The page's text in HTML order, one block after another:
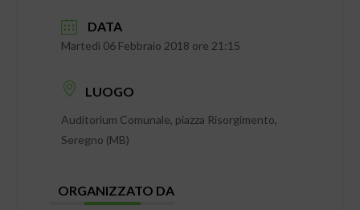
DATA
Martedì 06 Febbraio 2018 ore 21:15
LUOGO
Auditorium Comunale, piazza Risorgimento,
Seregno (MB)
ORGANIZZATO DA